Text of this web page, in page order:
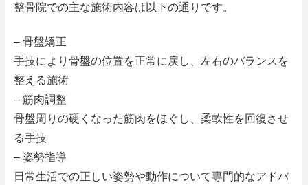
整骨院での主な施術内容は以下の通りです。
– 骨盤矯正
手技により骨盤の位置を正常に戻し、左右のバランスを
整える施術
– 筋肉調整
骨盤周りの硬くなった筋肉をほぐし、柔軟性を回復させ
る手技
– 姿勢指導
日常生活での正しい姿勢や動作について専門的なアドバ